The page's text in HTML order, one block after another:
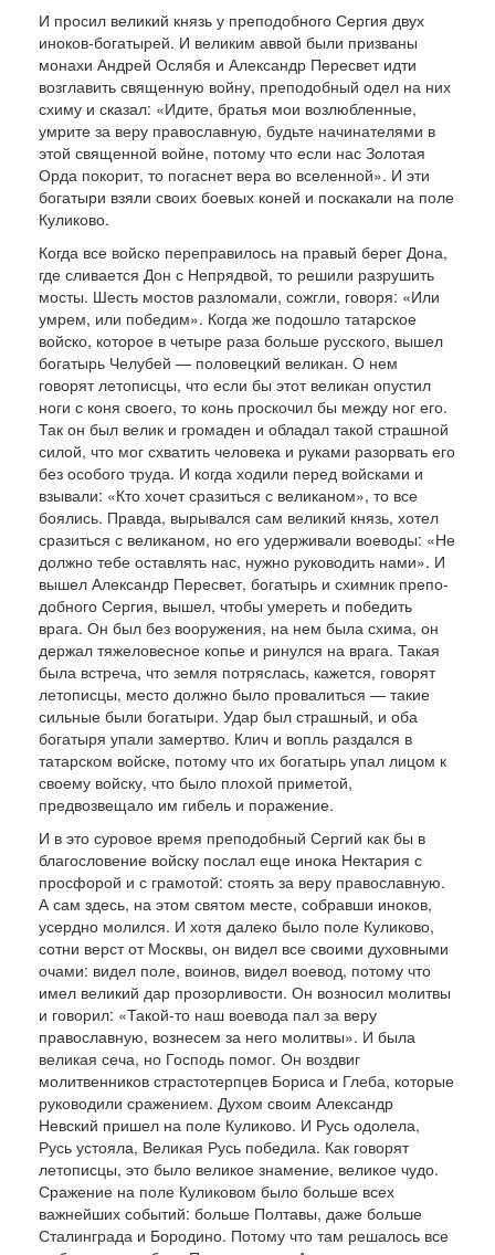
И просил великий князь у преподобного Сер­гия двух
иноков-богатырей. И великим аввой были призваны
монахи Андрей Ослябя и Александр Пересвет идти
возглавить священную войну, преподобный одел на них
схиму и сказал: «Идите, братья мои возлюбленные,
умрите за веру право­славную, будьте начинателями в
этой священной войне, потому что если нас Золотая
Орда поко­рит, то погаснет вера во вселенной». И эти
бога­тыри взяли своих боевых коней и поскакали на поле
Куликово.
Когда все войско переправилось на правый бе­рег Дона,
где сливается Дон с Непрядвой, то решили разрушить
мосты. Шесть мостов разлома­ли, сожгли, говоря: «Или
умрем, или победим». Когда же подошло татарское
войско, которое в четыре раза больше русского, вышел
богатырь Челубей — половецкий великан. О нем
говорят лето­писцы, что если бы этот великан опустил
ноги с коня своего, то конь проскочил бы между ног его.
Так он был велик и громаден и обладал такой страшной
силой, что мог схватить человека и руками ра­зорвать его
без особого труда. И когда ходили перед войсками и
взывали: «Кто хочет сразиться с великаном», то все
боялись. Правда, вырывался сам великий князь, хотел
сразиться с великаном, но его удерживали воеводы: «Не
должно тебе остав­лять нас, нужно руководить нами». И
вышел Александр Пересвет, богатырь и схимник препо­
добного Сергия, вышел, чтобы умереть и победить
врага. Он был без вооружения, на нем была схи­ма, он
держал тяжеловесное копье и ринулся на вра­га. Такая
была встреча, что земля потряслась, кажется, говорят
летописцы, место должно было провалиться — такие
сильные были богатыри. Удар был страшный, и оба
богатыря упали за­мертво. Клич и вопль раздался в
татарском войске, потому что их богатырь упал лицом к
своему войску, что было плохой приметой,
предвозвещало им гибель и поражение.
И в это суровое время преподобный Сергий как бы в
благословение войску послал еще инока Нектария с
просфорой и с грамотой: стоять за веру православную.
А сам здесь, на этом святом месте, собравши иноков,
усердно молился. И хотя далеко было поле Куликово,
сотни верст от Москвы, он видел все своими духовны­ми
очами: видел поле, воинов, видел воевод, по­тому что
имел великий дар прозорливости. Он возносил молитвы
и говорил: «Такой-то наш воевода пал за веру
православную, вознесем за не­го молитвы». И была
великая сеча, но Господь помог. Он воздвиг
молитвенников страстотерпцев Бориса и Глеба, которые
руководили сражением. Духом своим Александр
Невский пришел на поле Куликово. И Русь одолела,
Русь устояла, Великая Русь победила. Как говорят
летописцы, это было великое знамение, великое чудо.
Сражение на по­ле Куликовом было больше всех
важнейших со­бытий: больше Полтавы, даже больше
Сталингра­да и Бородино. Потому что там решалось все